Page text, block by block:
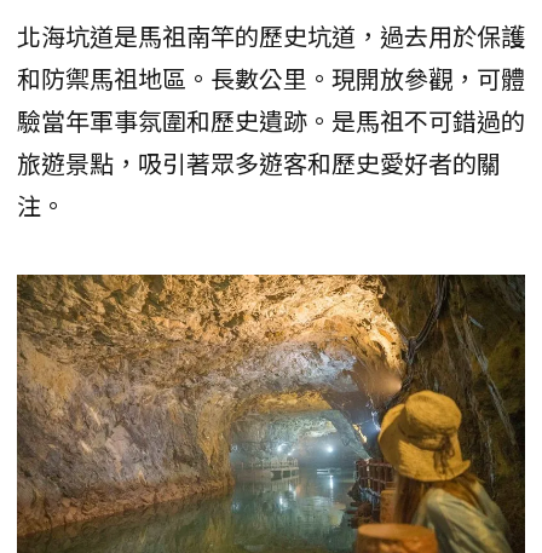
北海坑道是馬祖南竿的歷史坑道，過去用於保護
和防禦馬祖地區。長數公里。現開放參觀，可體
驗當年軍事氛圍和歷史遺跡。是馬祖不可錯過的
旅遊景點，吸引著眾多遊客和歷史愛好者的關
注。